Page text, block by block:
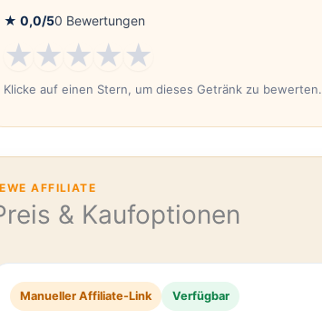
★ 0,0/50 Bewertungen
★★★★★
Klicke auf einen Stern, um dieses Getränk zu bewerten.
AFFILIATE
& Kaufoptionen
Manueller Affiliate-Link Verfügbar